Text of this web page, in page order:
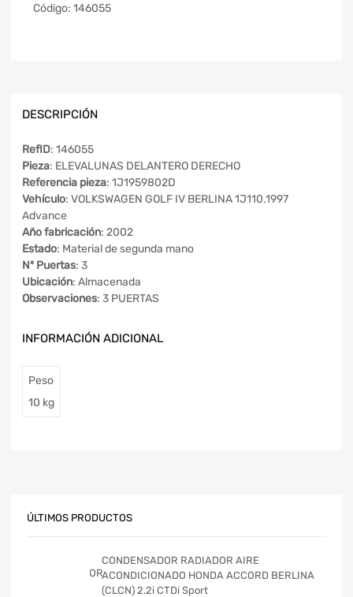
Código: 146055
DESCRIPCIÓN
RefID: 146055
Pieza: ELEVALUNAS DELANTERO DERECHO
Referencia pieza: 1J1959802D
Vehículo: VOLKSWAGEN GOLF IV BERLINA 1J110.1997
Advance
Año fabricación: 2002
Estado: Material de segunda mano
Nº Puertas: 3
Ubicación: Almacenada
Observaciones: 3 PUERTAS
INFORMACIÓN ADICIONAL
Peso
10 kg
ÚLTIMOS PRODUCTOS
CONDENSADOR RADIADOR AIRE
ACONDICIONADO HONDA ACCORD BERLINA
(CLCN) 2.2i CTDi Sport